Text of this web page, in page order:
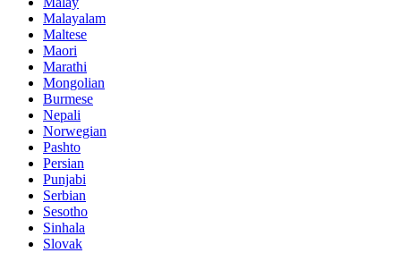
Malayalam
Maltese
Maori
Marathi
Mongolian
Burmese
Nepali
Norwegian
Pashto
Persian
Punjabi
Serbian
Sesotho
Sinhala
Slovak